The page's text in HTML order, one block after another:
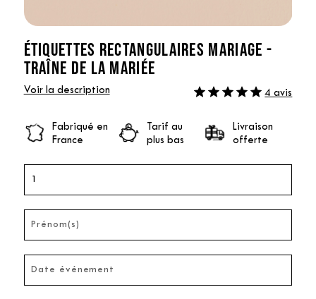
ÉTIQUETTES RECTANGULAIRES MARIAGE -
TRAÎNE DE LA MARIÉE
Voir la description 4 avis
Fabriqué en
France
Tarif au
plus bas
Livraison
offerte